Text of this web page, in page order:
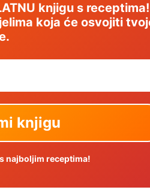
knjigu s receptima!
koja će osvojiti
najboljim receptima!